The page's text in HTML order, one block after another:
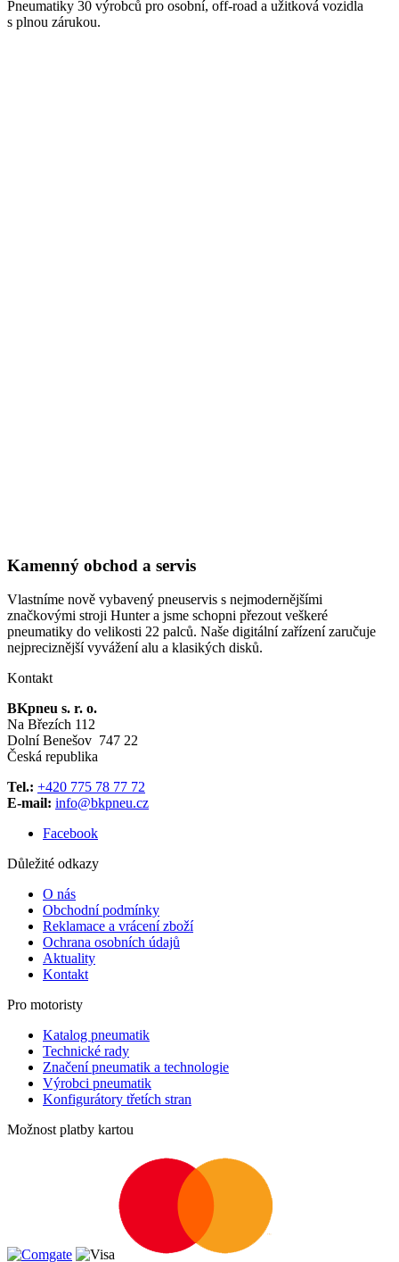
Pneumatiky 30 výrobců pro osobní, off-road a užitková vozidla
s plnou zárukou.
Kamenný obchod a servis
Vlastníme nově vybavený pneuservis s nejmodernějšími
značkovými stroji Hunter a jsme schopni přezout veškeré
pneumatiky do velikosti 22 palců. Naše digitální zařízení zaručuje
nejpreciznější vyvážení alu a klasikých disků.
Kontakt
BKpneu s. r. o.
Na Březích 112
Dolní Benešov 747 22
Česká republika
Tel.: +420 775 78 77 72
E-mail: info@bkpneu.cz
Facebook
Důležité odkazy
O nás
Obchodní podmínky
Reklamace a vrácení zboží
Ochrana osobních údajů
Aktuality
Kontakt
Pro motoristy
Katalog pneumatik
Technické rady
Značení pneumatik a technologie
Výrobci pneumatik
Konfigurátory třetích stran
Možnost platby kartou